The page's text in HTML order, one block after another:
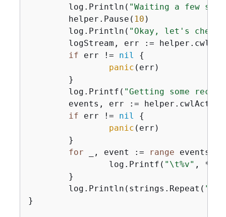
	log.Println(
"Waiting a few
	helper.Pause(
10 )
	log.Println(
"Okay, let's check
if err != nil
{
panic (err)
	log.Printf(
"Getting some
events, err :=
if err != nil
{
panic (err)
for _, event := range events
		log.Printf(
"\t%v" ,
	log.Println(strings.Repeat(
"-"
}